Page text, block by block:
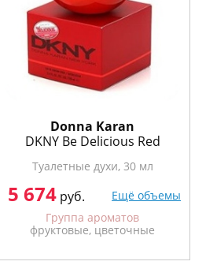
Donna Karan
DKNY Be Delicious Red
Туалетные духи, 30 мл
5 674руб.
Ещё объемы
Группа ароматов
фруктовые, цветочные